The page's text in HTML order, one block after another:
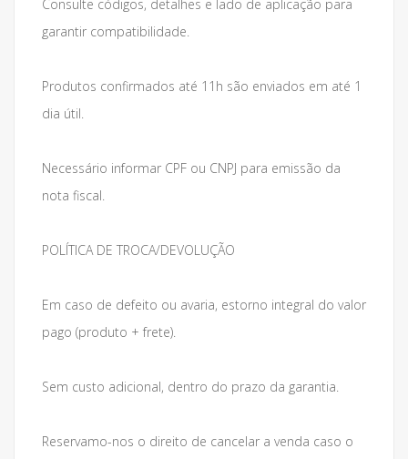
Consulte códigos, detalhes e lado de aplicação para
garantir compatibilidade.
Produtos confirmados até 11h são enviados em até 1
dia útil.
Necessário informar CPF ou CNPJ para emissão da
nota fiscal.
POLÍTICA DE TROCA/DEVOLUÇÃO
Em caso de defeito ou avaria, estorno integral do valor
pago (produto + frete).
Sem custo adicional, dentro do prazo da garantia.
Reservamo-nos o direito de cancelar a venda caso o